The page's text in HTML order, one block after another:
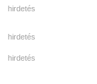
hirdetés
hirdetés
hirdetés